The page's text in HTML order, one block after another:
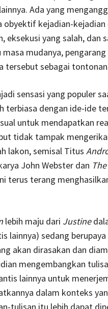
Ada yang
obyektif kejadian-
yang salah, dan
masa mudanya,
tersebut sebagai
sensasi yang populer
terbiasa dengan ide-ide
untuk mendapatkan
tidak tampak
lakon, semisal Titus
John Webster dan
terus terang
lebih maju dari Justine
lainnya) sedang
akan dirasakan dan
mengembangkan
lainnya untuk
dalam konteks